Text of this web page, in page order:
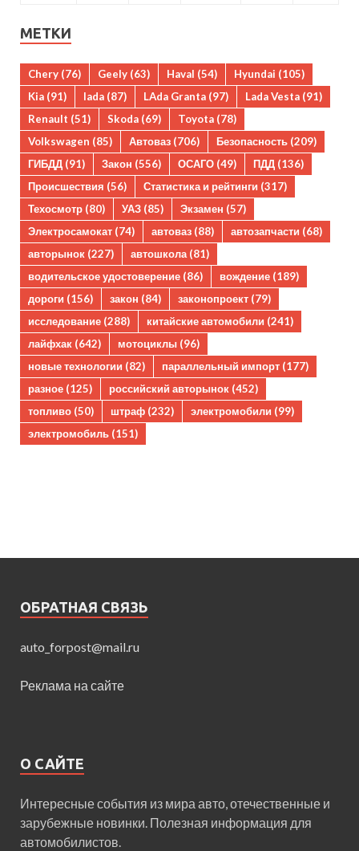
МЕТКИ
Chery (76) Geely (63) Haval (54) Hyundai (105)
Kia (91) lada (87) LAda Granta (97) Lada Vesta (91)
Renault (51) Skoda (69) Toyota (78)
Volkswagen (85) Автоваз (706) Безопасность (209)
ГИБДД (91) Закон (556) ОСАГО (49) ПДД (136)
Происшествия (56) Статистика и рейтинги (317)
Техосмотр (80) УАЗ (85) Экзамен (57)
Электросамокат (74) автоваз (88) автозапчасти (68)
авторынок (227) автошкола(81)
водительское удостоверение (86) вождение (189)
дороги (156) закон (84) законопроект (79)
исследование (288) китайские автомобили (241)
лайфхак (642) мотоциклы (96)
новые технологии (82) параллельный импорт (177)
разное (125) российский авторынок (452)
топливо (50) штраф (232) электромобили (99)
электромобиль (151)
ОБРАТНАЯ СВЯЗЬ
auto_forpost@mail.ru
Реклама на сайте
О САЙТЕ
Интересные события из мира авто, отечественные и
зарубежные новинки. Полезная информация для
автомобилистов.